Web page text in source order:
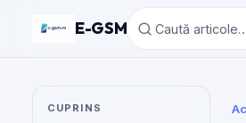
E-GSM
CUPRINS